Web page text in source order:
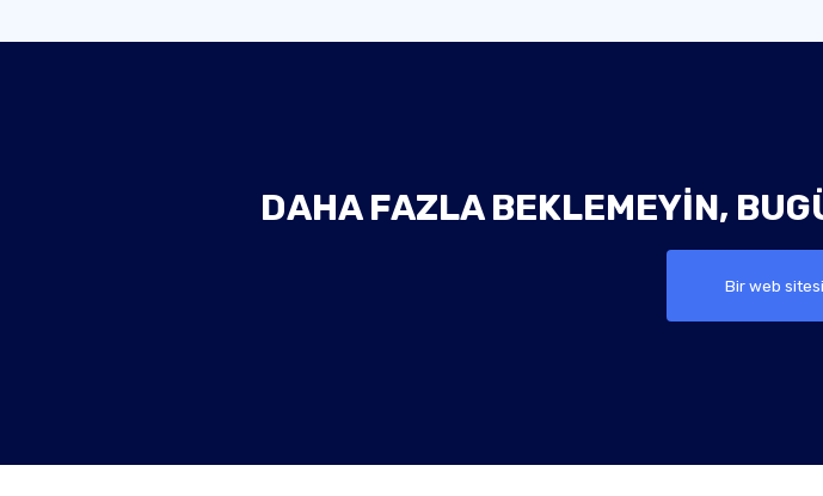
DAHA FAZLA BEKLEMEYIN,
Bir web